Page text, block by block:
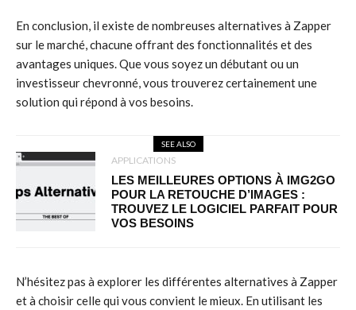
En conclusion, il existe de nombreuses alternatives à Zapper
sur le marché, chacune offrant des fonctionnalités et des
avantages uniques. Que vous soyez un débutant ou un
investisseur chevronné, vous trouverez certainement une
solution qui répond à vos besoins.
SEE ALSO
APPLICATIONS
LES MEILLEURES OPTIONS À IMG2GO
POUR LA RETOUCHE D’IMAGES :
TROUVEZ LE LOGICIEL PARFAIT POUR
VOS BESOINS
N’hésitez pas à explorer les différentes alternatives à Zapper
et à choisir celle qui vous convient le mieux. En utilisant les